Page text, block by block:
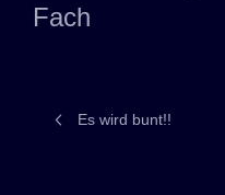
Fach
Es wird bunt!!